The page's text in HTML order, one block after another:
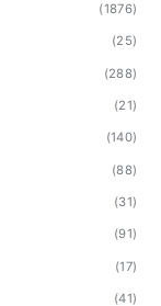
(1876)
(25)
(288)
(21)
(140)
(88)
(31)
(91)
(17)
(41)